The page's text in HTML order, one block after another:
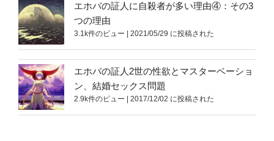
エホバの証人に自殺者が多い理由④：その3
つの理由
3.1k件のビュー 2021/05/29 に投稿された
エホバの証人2世の性欲とマスターベーショ
ン、結婚セックス問題
2.9k件のビュー 2017/12/02 に投稿された